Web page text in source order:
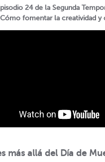
24 de la Segunda
fomentar la creatividad y
más allá del Día de